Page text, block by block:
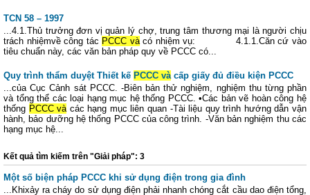
TCN 58 – 1997
...4.1.Thủ trưởng đơn vị quản lý chợ, trung tâm thương mại là người chịu
trách nhiệmvề công tác PCCC vàcó nhiệm vụ: 4.1.1.Căn cứ vào
tiêu chuẩn này, các văn bản pháp quy về PCCC có...
Quy trình thẩm duyệt Thiết kế PCCC vàcấp giấy đủ điều kiện PCCC
...của Cục Cảnh sát PCCC. -Biên bản thử nghiệm, nghiệm thu từng phần
và tổng thể các loại hạng mục hệ thống PCCC. •Các bản vẽ hoàn công hệ
thống PCCC vàcác hạng mục liên quan -Tài liệu quy trình hướng dẫn vận
hành, bảo dưỡng hệ thống PCCC của công trình. -Văn bản nghiệm thu các
hạng mục hệ...
Kết quả tìm kiếm trên "Giải pháp": 3
Một số biện pháp PCCC khi sử dụng điện trong gia đình
...Khixảy ra cháy do sử dụng điện phải nhanh chóng cắt cầu dao điện tổng,